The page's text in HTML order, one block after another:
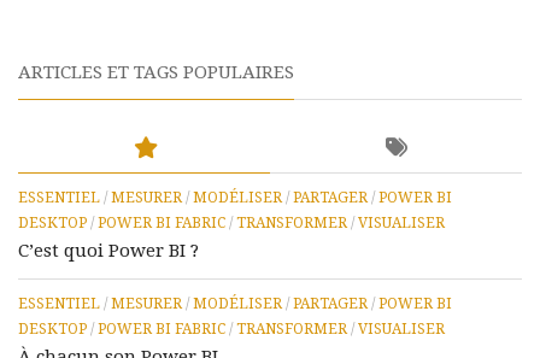
ARTICLES ET TAGS POPULAIRES
ESSENTIEL / MESURER/ MODÉLISER/ PARTAGER/ POWER BI
DESKTOP / POWER BI FABRIC / TRANSFORMER/ VISUALISER
C’est quoi Power BI ?
ESSENTIEL / MESURER/ MODÉLISER/ PARTAGER/ POWER BI
DESKTOP / POWER BI FABRIC / TRANSFORMER/ VISUALISER